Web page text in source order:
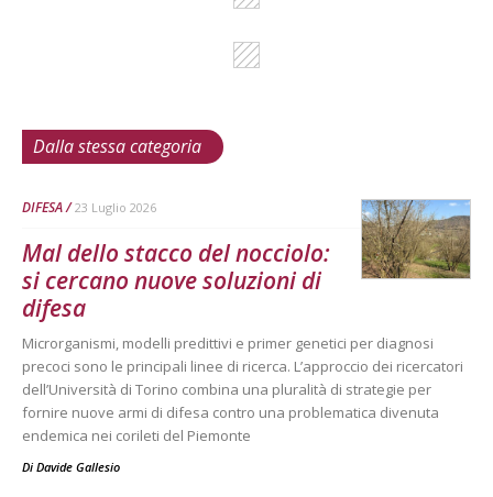
Dalla stessa categoria
DIFESA 23 Luglio 2026
Mal dello stacco del nocciolo:
si cercano nuove soluzioni di
difesa
Microrganismi, modelli predittivi e primer genetici per diagnosi
precoci sono le principali linee di ricerca. L’approccio dei ricercatori
dell’Università di Torino combina una pluralità di strategie per
fornire nuove armi di difesa contro una problematica divenuta
endemica nei corileti del Piemonte
Di Davide Gallesio